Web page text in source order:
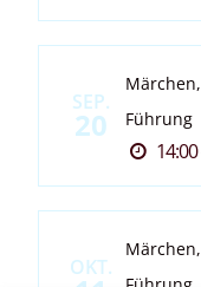
SEP.
20
Führung
OKT.